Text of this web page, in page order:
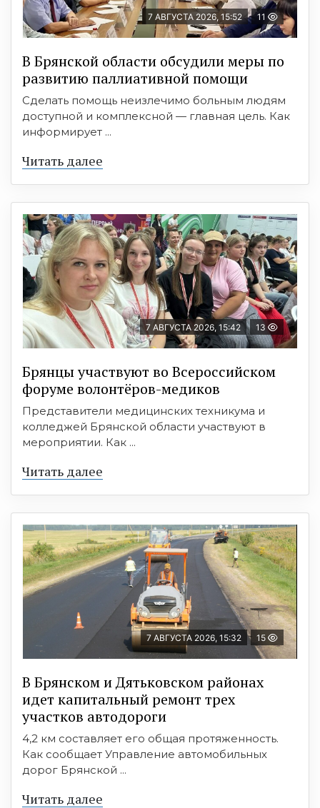
7 АВГУСТА 2026, 15:52 11
В Брянской области обсудили меры по
развитию паллиативной помощи
Сделать помощь неизлечимо больным людям
доступной и комплексной — главная цель. Как
информирует ...
Читать далее
7 АВГУСТА 2026, 15:42 13
Брянцы участвуют во Всероссийском
форуме волонтёров-медиков
Представители медицинских техникума и
колледжей Брянской области участвуют в
мероприятии. Как ...
Читать далее
7 АВГУСТА 2026, 15:32 15
В Брянском и Дятьковском районах
идет капитальный ремонт трех
участков автодороги
4,2 км составляет его общая протяженность.
Как сообщает Управление автомобильных
дорог Брянской ...
Читать далее